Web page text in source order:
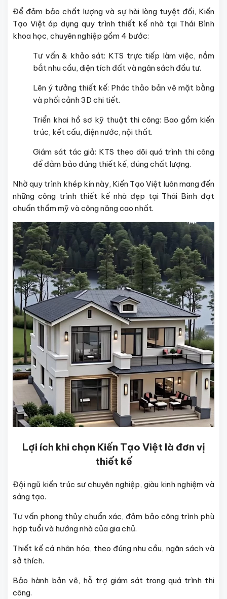
Để đảm bảo chất lượng và sự hài lòng tuyệt đối, Kiến
Tạo Việt áp dụng quy trình thiết kế nhà tại Thái Bình
khoa học, chuyên nghiệp gồm 4 bước:
Tư vấn & khảo sát: KTS trực tiếp làm việc, nắm
bắt nhu cầu, diện tích đất và ngân sách đầu tư.
Lên ý tưởng thiết kế: Phác thảo bản vẽ mặt bằng
và phối cảnh 3D chi tiết.
Triển khai hồ sơ kỹ thuật thi công: Bao gồm kiến
trúc, kết cấu, điện nước, nội thất.
Giám sát tác giả: KTS theo dõi quá trình thi công
để đảm bảo đúng thiết kế, đúng chất lượng.
Nhờ quy trình khép kín này, Kiến Tạo Việt luôn mang đến
những công trình thiết kế nhà đẹp tại Thái Bình đạt
chuẩn thẩm mỹ và công năng cao nhất.
Lợi ích khi chọn Kiến Tạo Việt là đơn vị
thiết kế
Đội ngũ kiến trúc sư chuyên nghiệp, giàu kinh nghiệm và
sáng tạo.
Tư vấn phong thủy chuẩn xác, đảm bảo công trình phù
hợp tuổi và hướng nhà của gia chủ.
Thiết kế cá nhân hóa, theo đúng nhu cầu, ngân sách và
sở thích.
Bảo hành bản vẽ, hỗ trợ giám sát trong quá trình thi
công.